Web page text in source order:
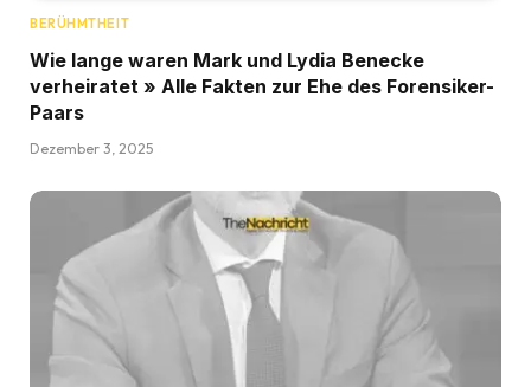
BERÜHMTHEIT
Wie lange waren Mark und Lydia Benecke
verheiratet » Alle Fakten zur Ehe des Forensiker-
Paars
Dezember 3, 2025